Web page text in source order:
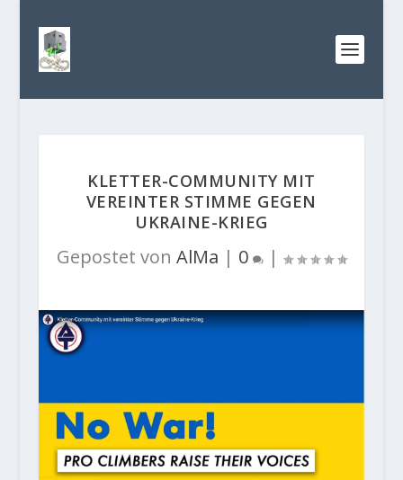
KLETTER-COMMUNITY MIT
VEREINTER STIMME GEGEN
UKRAINE-KRIEG
Gepostet von AlMa | 0 |